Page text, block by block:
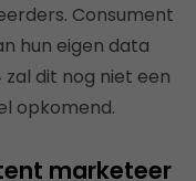
Consument
hun eigen data
zal dit nog niet een
opkomend.
marketeer